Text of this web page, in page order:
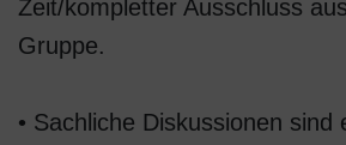
Zeit/kompletter Ausschluss
Gruppe.
• Sachliche Diskussionen sind